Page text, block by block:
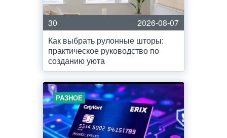
30
2026-08-07
Как выбрать рулонные шторы:
практическое руководство по
созданию уюта
РАЗНОЕ